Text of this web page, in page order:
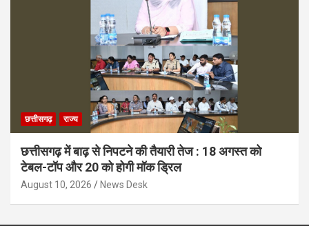
छत्तीसगढ़ राज्य
छत्तीसगढ़ में बाढ़ से निपटने की तैयारी तेज : 18 अगस्त को
टेबल-टॉप और 20 को होगी मॉक ड्रिल
August 10, 2026 News Desk